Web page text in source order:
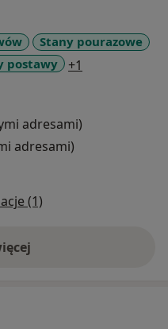
Stany pourazowe
postawy +1
adresami)
adresami)
(1)
doświadczeniu